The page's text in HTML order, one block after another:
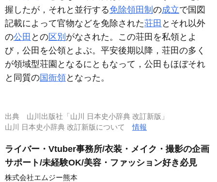
握したが，それと並行する免除領田制 の成立で国図
記載によって官物などを免除された荘田 とそれ以外
の公田 との区別 がなされた。この荘田を私領とよ
び，公田を公領とよぶ。平安後期以降，荘田の多く
が領域型荘園となるにともなって，公田もほぼそれ
と同質の国衙領となった。
出典 山川出版社「山川 日本史小辞典 改訂新版」
山川 日本史小辞典 改訂新版について情報
ライバー・Vtuber事務所/衣装・メイク・撮影の企画
サポート/未経験OK/美容・ファッション好き必見
株式会社エムジー熊本